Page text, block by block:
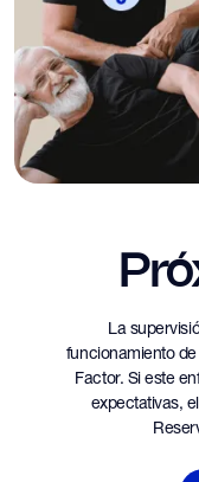
La
funcionamiento
Factor. Si este
expectativas,